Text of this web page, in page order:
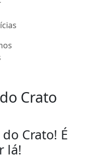
Crato
Crato! É
lá!